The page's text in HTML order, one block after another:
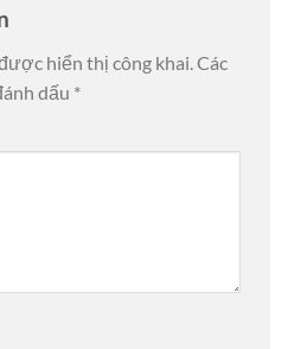
hiển thị công khai.Các
dấu *